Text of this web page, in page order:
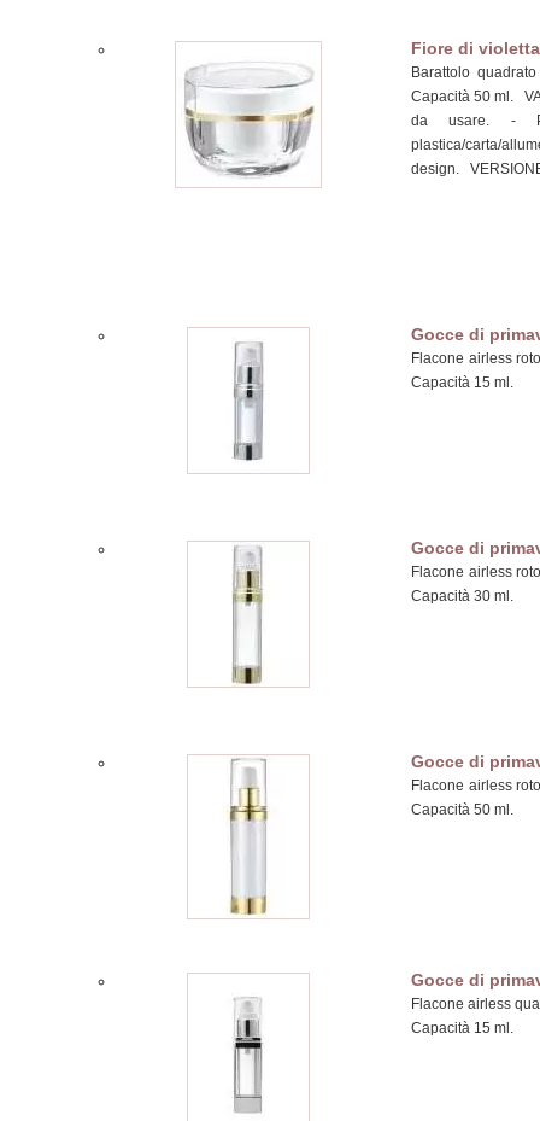
Fiore di violetta
Barattolo
Capacità 50 ml.
da usare. -
plastica/carta/
design.
Gocce di
Flacone airless
Capacità 15 ml.
Gocce di
Flacone airless
Capacità 30 ml.
Gocce di
Flacone airless
Capacità 50 ml.
Gocce di
Flacone airless
Capacità 15 ml.